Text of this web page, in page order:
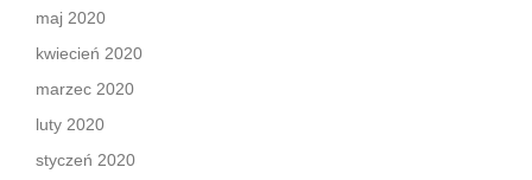
maj 2020
kwiecień 2020
marzec 2020
luty 2020
styczeń 2020